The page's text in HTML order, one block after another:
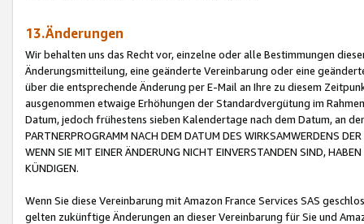
13.Änderungen
Wir behalten uns das Recht vor, einzelne oder alle Bestimmungen
Änderungsmitteilung, eine geänderte Vereinbarung oder eine
über die entsprechende Änderung per E-Mail an Ihre zu diesem
ausgenommen etwaige Erhöhungen der Standardvergütung im
Datum, jedoch frühestens sieben Kalendertage nach dem Datum, an
PARTNERPROGRAMM NACH DEM DATUM DES WIRKSAMWERDENS
WENN SIE MIT EINER ÄNDERUNG NICHT EINVERSTANDEN SIND,
KÜNDIGEN.
Wenn Sie diese Vereinbarung mit Amazon France Services SAS
gelten zukünftige Änderungen an dieser Vereinbarung für Sie und